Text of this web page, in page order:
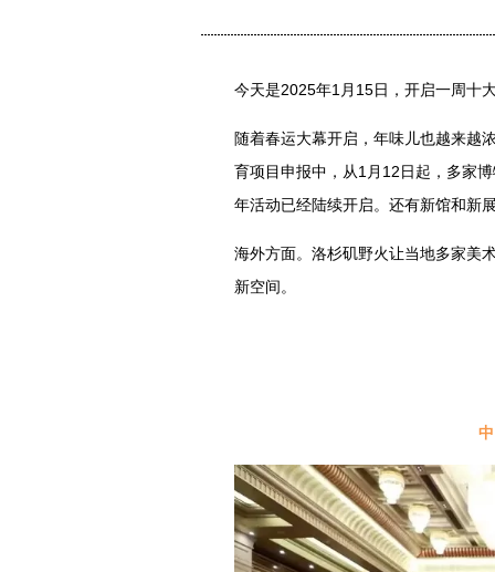
今天是2025年1月15日，开启一周十
随着春运大幕开启，年味儿也越来越
育项目申报中，从1月12日起，多家
年活动已经陆续开启。还有新馆和新
海外方面。洛杉矶野火让当地多家美
新空间。